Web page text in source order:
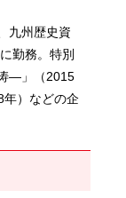
九州歴史資
勤務。特別
―」（2015
年）などの企